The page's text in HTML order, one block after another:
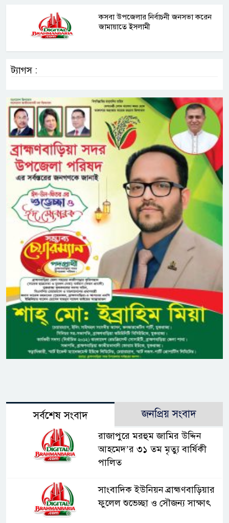
কসবা উপজেলার নির্বাচনী জনসভা করেন
জামায়াতে ইসলামী
ট্যাগস :
সর্বশেষ সংবাদ জনপ্রিয় সংবাদ
রাজাপুরে মরহুম জামির উদ্দিন
আহমেদ’র ৩১ তম মৃত্যু বার্ষিকী
পালিত
সাংবাদিক ইউনিয়ন ব্রাহ্মণবাড়িয়ার
ফুলেল শুভেচ্ছা ও সৌজন্য সাক্ষাৎ